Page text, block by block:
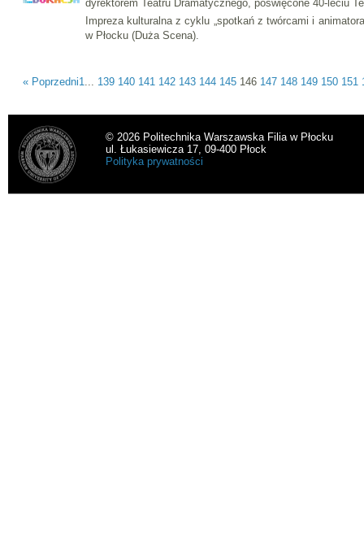
dyrektorem Teatru Dramatycznego, poświęcone 40-leciu
Impreza kulturalna z cyklu „spotkań z twórcami i
w Płocku (Duża Scena).
« Poprzedni1 139 140 141 142 143 144 145 146 147 148 149 150 151
© 2026 Politechnika Warszawska Filia w Płocku
ul. Łukasiewicza 17, 09-400 Płock
Polityka prywatności